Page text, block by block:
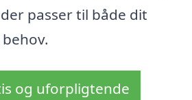
passer til både dit
og uforpligtende